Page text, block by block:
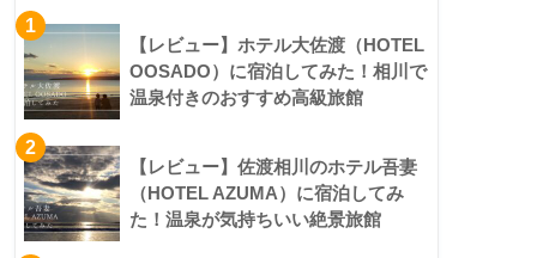
1
【レビュー】ホテル大佐渡（HOTEL
OOSADO）に宿泊してみた！相川で
温泉付きのおすすめ高級旅館
2
【レビュー】佐渡相川のホテル吾妻
（HOTEL AZUMA）に宿泊してみ
た！温泉が気持ちいい絶景旅館